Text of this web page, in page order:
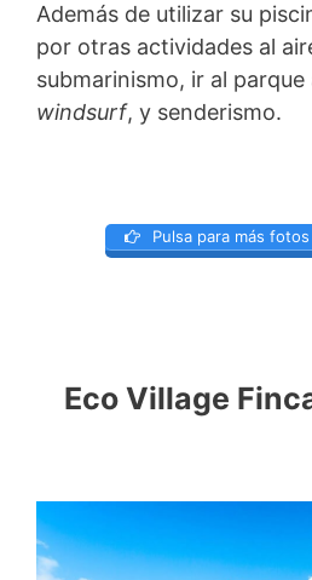
Además de utilizar su
por otras actividades al
submarinismo, ir al
windsurf, y senderismo.
Pulsa para más
Eco Village